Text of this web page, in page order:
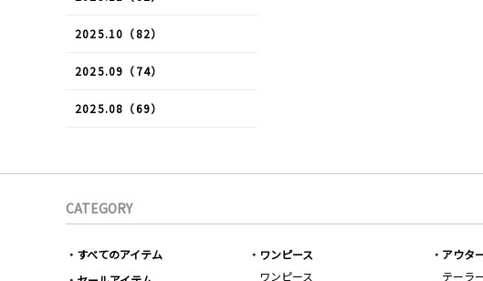
2025.10（82）
2025.09（74）
2025.08（69）
CATEGORY
すべてのアイテム
ワンピース
ワンピース
アウタ
テーラ